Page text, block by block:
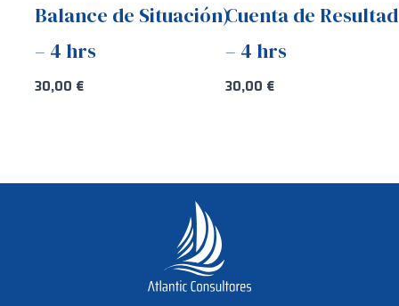
Balance de Situación)
– 4 hrs
30,00 €
Cuenta de
– 4 hrs
30,00 €